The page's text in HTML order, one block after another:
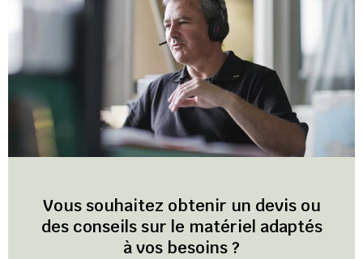
Vous souhaitez obtenir un devis ou
des conseils sur le matériel adaptés
à vos besoins ?